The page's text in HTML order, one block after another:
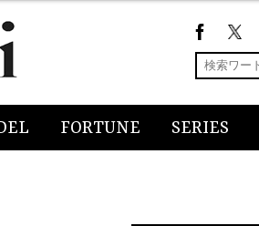
FORTUNE SERIES